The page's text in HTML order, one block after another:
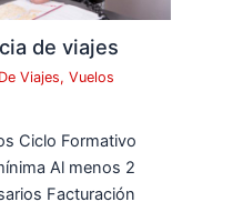
de viajes
Viajes,Vuelos
Ciclo Formativo
Al menos 2
Facturación